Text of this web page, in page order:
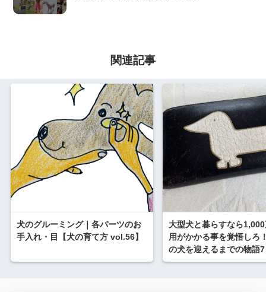
関連記事
犬のグルーミング｜各パーツのお
手入れ・目【犬の育て方 vol.56】
大型犬と暮らすなら
用がかかる事を覚悟しろ
の犬を迎えるまでの物語